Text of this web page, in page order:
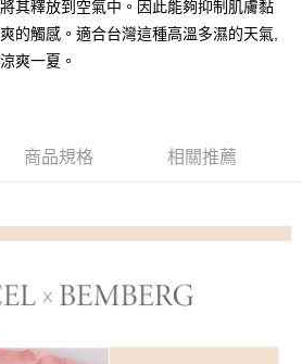
中國信託商業銀行
台灣大哥大用戶可立即使用無須另外申請。
狀況，表示未達大哥付你分期系統評分，恕無
「大哥付你分期」於每月結算日後寄送繳費提
訊認證，即可結帳。
程】
以上)免運費
其釋放到空氣中。因此能夠抑制肌膚黏
的觸感。適合台灣這種高溫多濕的天氣,
爽一夏。
商品規格 相關推薦